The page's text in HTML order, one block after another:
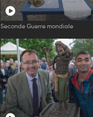
Seconde Guerre mondiale